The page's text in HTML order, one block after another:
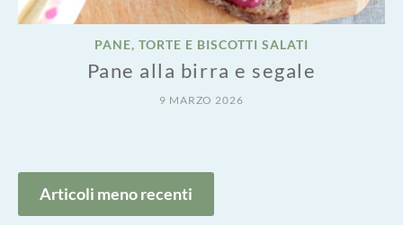
PANE, TORTE E BISCOTTI SALATI
Pane alla birra e segale
9 MARZO 2026
Navigazione
articoli
Articoli meno recenti